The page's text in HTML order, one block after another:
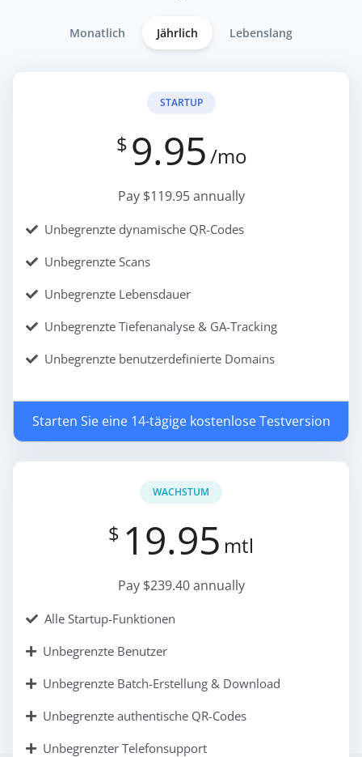
Monatlich Jährlich Lebenslang
STARTUP
$ 9.95/mo
Pay $119.95 annually
Unbegrenzte dynamische QR-Codes
Unbegrenzte Scans
Unbegrenzte Lebensdauer
Unbegrenzte Tiefenanalyse & GA-Tracking
Unbegrenzte benutzerdefinierte Domains
Starten Sie eine 14-tägige kostenlose Testversion
WACHSTUM
$ 19.95 mtl
Pay $239.40 annually
Alle Startup-Funktionen
Unbegrenzte Benutzer
Unbegrenzte Batch-Erstellung & Download
Unbegrenzte authentische QR-Codes
Unbegrenzter Telefonsupport